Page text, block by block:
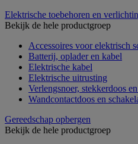
Elektrische toebehoren en
Bekijk de hele productgroep
Accessoires voor elektrisch
Batterij, oplader en kabel
Elektrische kabel
Elektrische uitrusting
Verlengsnoer, stekkerdoos
Wandcontactdoos en
Gereedschap opbergen
Bekijk de hele productgroep